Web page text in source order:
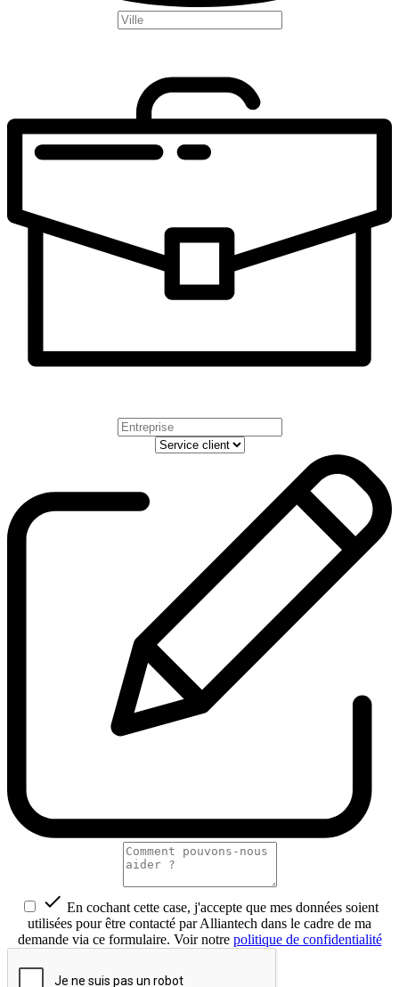
 En cochant cette case, j'accepte que mes données soient
utilisées pour être contacté par Alliantech dans le cadre de ma
demande via ce formulaire. Voir notre politique de confidentialité